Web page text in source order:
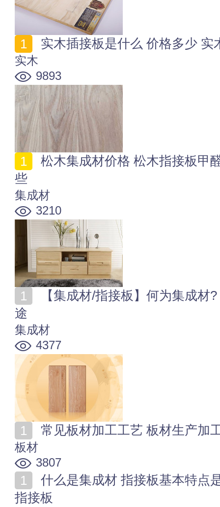
实木插接板是什么 价格多少 实
实木
9893
些
集成材
3210
途
集成材
4377
常见板材加工工艺 板材生产加
板材
3807
指接板